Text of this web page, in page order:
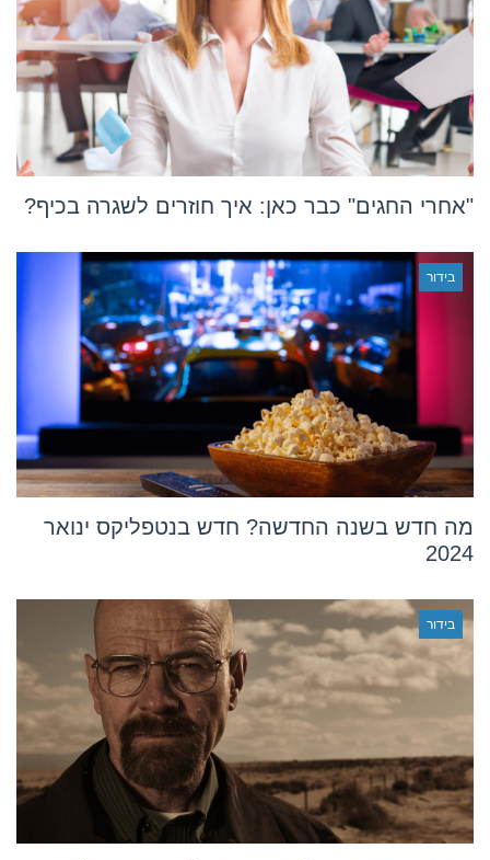
"אחרי החגים" כבר כאן: איך חוזרים לשגרה בכיף?
בידור
מה חדש בשנה החדשה? חדש בנטפליקס ינואר
2024
בידור